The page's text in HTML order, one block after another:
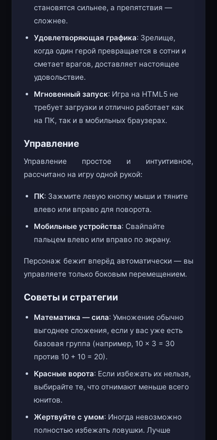
становятся сильнее, а препятствия —
сложнее.
Удовлетворяющая графика: Зрелище,
когда один герой превращается в сотни и
сметает врагов, доставляет настоящее
удовольствие.
Мгновенный запуск: Игра на HTML5 не
требует загрузки и отлично работает как
на ПК, так и в мобильных браузерах.
Управление
Управление простое и интуитивное,
рассчитано на игру одной рукой:
ПК: Зажмите левую кнопку мыши и тяните
влево или вправо для поворота.
Мобильные устройства: Свайпайте
пальцем влево или вправо по экрану.
Персонаж бежит вперёд автоматически — вы
управляете только боковым перемещением.
Советы и стратегии
Математика — сила: Умножение обычно
выгоднее сложения, если у вас уже есть
базовая группа (например, 10 × 3 = 30
против 10 + 10 = 20).
Красные ворота: Если избежать их нельзя,
выбирайте те, что отнимают меньше всего
юнитов.
Жертвуйте с умом: Иногда невозможно
полностью избежать ловушки. Лучше